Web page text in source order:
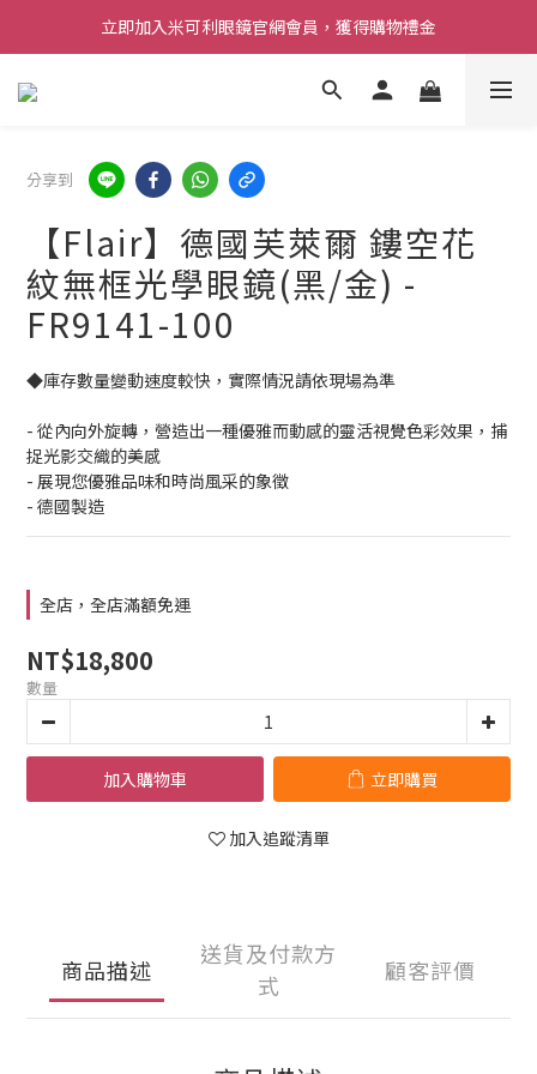
立即加入米可利眼鏡官網會員，獲得購物禮金
分享到
【Flair】德國芙萊爾 鏤空花
紋無框光學眼鏡(黑/金) -
FR9141-100
◆庫存數量變動速度較快，實際情況請依現場為準
- 從內向外旋轉，營造出一種優雅而動感的靈活視覺色彩效果，捕
捉光影交織的美感
- 展現您優雅品味和時尚風采的象徵
- 德國製造
全店，全店滿額免運
NT$18,800
數量
加入購物車 立即購買
加入追蹤清單
商品描述
送貨及付款方
式
顧客評價